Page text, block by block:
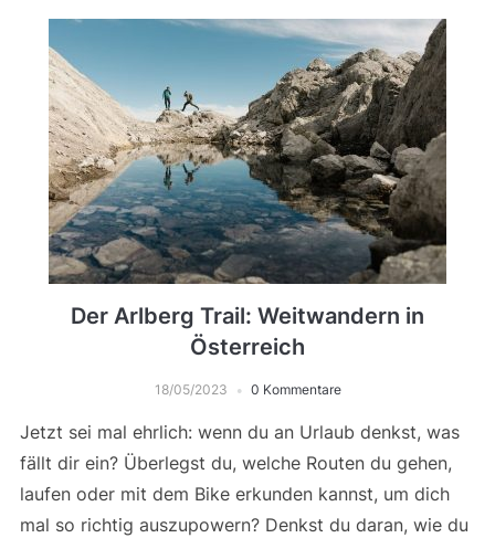
Der Arlberg Trail: Weitwandern in
Österreich
18/05/2023 0 Kommentare
Jetzt sei mal ehrlich: wenn du an Urlaub denkst, was
fällt dir ein? Überlegst du, welche Routen du gehen,
laufen oder mit dem Bike erkunden kannst, um dich
mal so richtig auszupowern? Denkst du daran, wie du